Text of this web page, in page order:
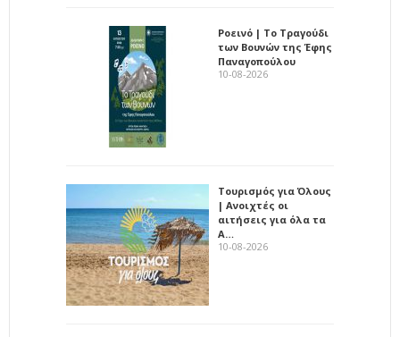
Ροεινό | Το Τραγούδι
των Βουνών της Έφης
Παναγοπούλου
10-08-2026
Τουρισμός για Όλους
| Ανοιχτές οι
αιτήσεις για όλα τα
Α…
10-08-2026